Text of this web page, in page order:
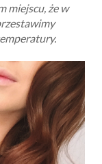
miejscu, że w